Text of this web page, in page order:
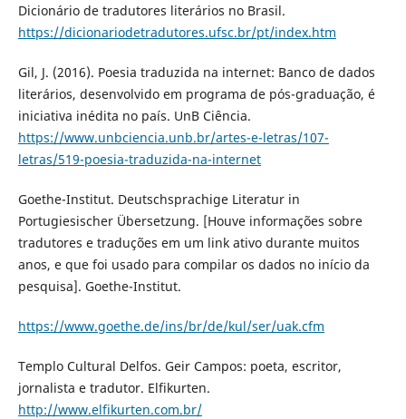
Dicionário de tradutores literários no Brasil.
https://dicionariodetradutores.ufsc.br/pt/index.htm
Gil, J. (2016). Poesia traduzida na internet: Banco de dados
literários, desenvolvido em programa de pós-graduação, é
iniciativa inédita no país. UnB Ciência.
https://www.unbciencia.unb.br/artes-e-letras/107-
letras/519-poesia-traduzida-na-internet
Goethe-Institut. Deutschsprachige Literatur in
Portugiesischer Übersetzung. [Houve informações sobre
tradutores e traduções em um link ativo durante muitos
anos, e que foi usado para compilar os dados no início da
pesquisa]. Goethe-Institut.
https://www.goethe.de/ins/br/de/kul/ser/uak.cfm
Templo Cultural Delfos. Geir Campos: poeta, escritor,
jornalista e tradutor. Elfikurten.
http://www.elfikurten.com.br/